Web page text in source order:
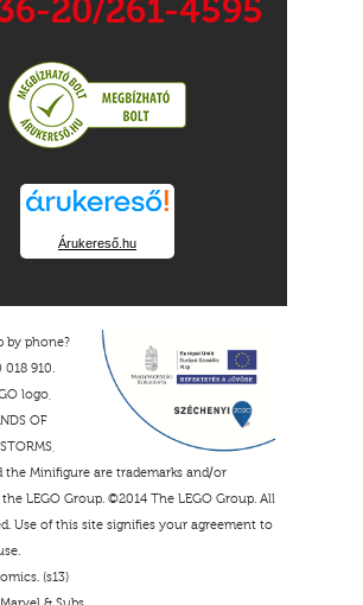
20/261-4595
Árukereső.hu
by phone?
910.
logo,
OF
the Minifigure are trademarks and/or
LEGO Group. ©2014 The LEGO Group. All
Use of this site signifies your agreement to
(s13)